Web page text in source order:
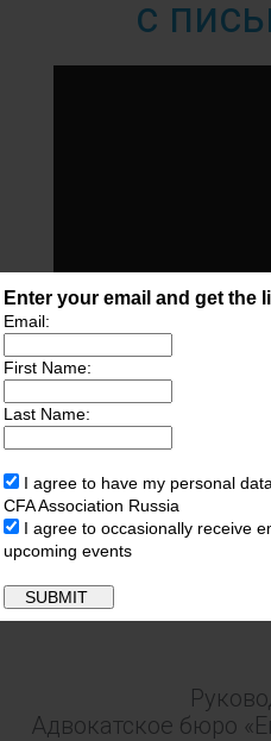
Enter your email and get the
Email:
First Name:
Last Name:
I agree to have my personal
CFA Association Russia
I agree to occasionally receive
upcoming events
с
Адвокатское бюро